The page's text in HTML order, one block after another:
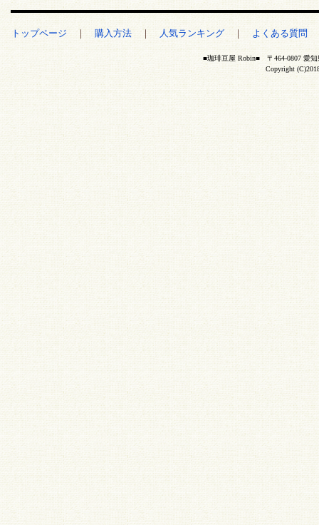
トップページ｜ 購入方法｜ 人気ランキング｜ よくある質問
■珈琲豆屋 Robin■ 〒464-0807 愛
Copyright